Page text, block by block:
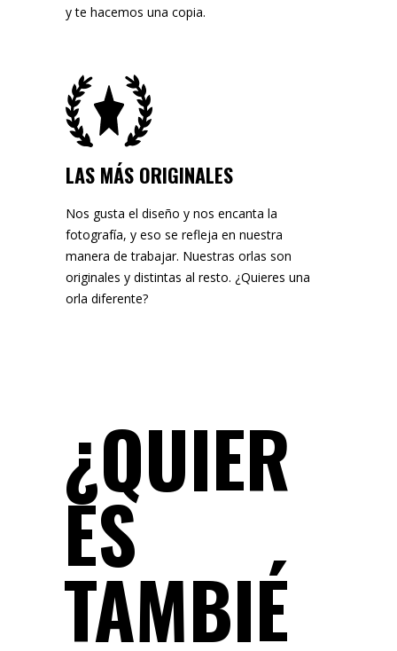
y te hacemos una copia.
LAS MÁS ORIGINALES
Nos gusta el diseño y nos encanta la
fotografía, y eso se refleja en nuestra
manera de trabajar. Nuestras orlas son
originales y distintas al resto. ¿Quieres una
orla diferente?
¿QUIER
ES
TAMBIÉ